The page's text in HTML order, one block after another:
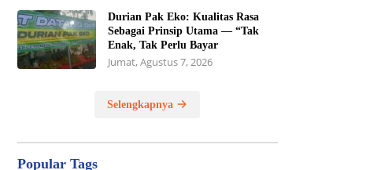
Durian Pak Eko: Kualitas Rasa
Sebagai Prinsip Utama — “Tak
Enak, Tak Perlu Bayar
Jumat, Agustus 7, 2026
Selengkapnya
Popular Tags